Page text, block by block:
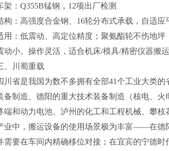
架：Q355B锰钢，12项出厂检测
构：高强度合金钢、16轮分布式承载，自适应
用：低震动、高定位精度；聚氨酯轮不伤地
动小。操作灵活，适合机床/模具/精密仪器搬运
、川蜀重载
川省是我国为数不多拥有全部41个工业大类
备制造、德阳的重大技术装备制造（核电、
端和动力电池、泸州的化工和工程机械、攀
业中，搬运设备的使用场景极为丰富——在德
需要在车间内精确移位对接；在宜宾的宁德